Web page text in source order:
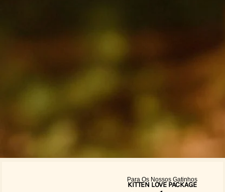
Para Os Nossos Gatinhos
KITTEN LOVE PACKAGE